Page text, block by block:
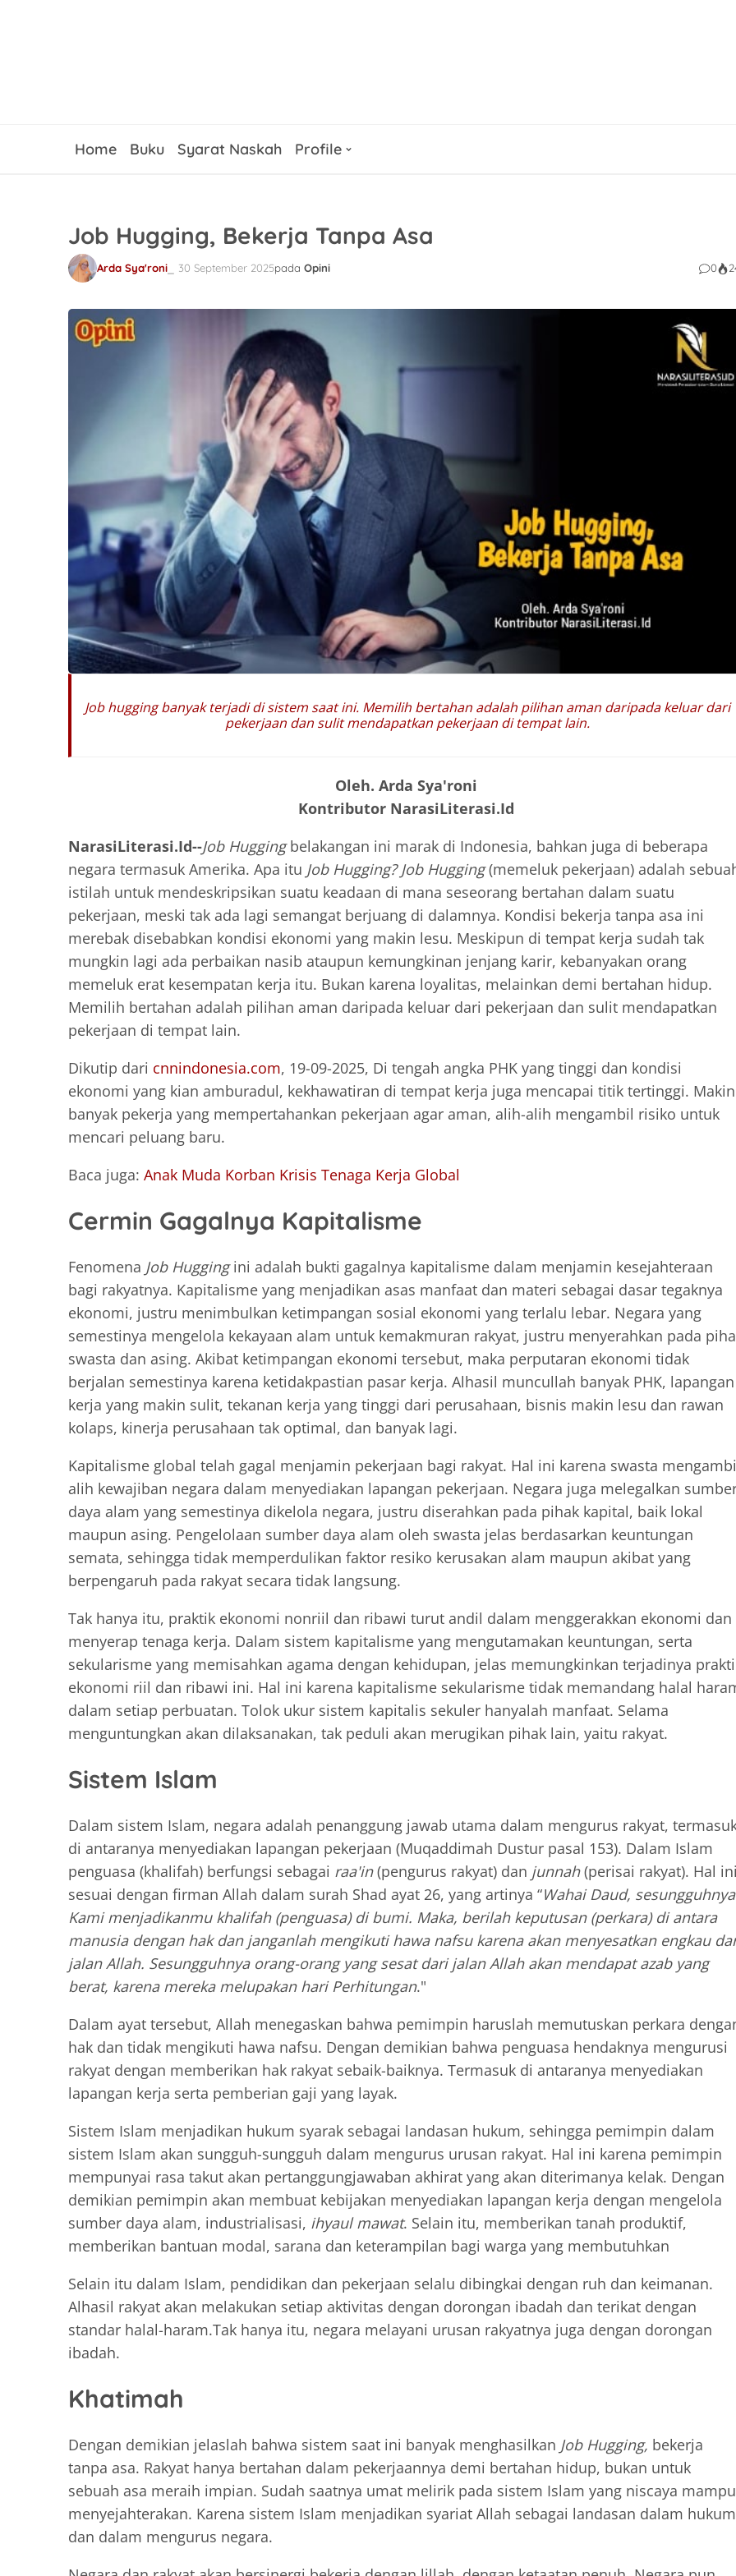
Home Buku Syarat Naskah Profile
Job Hugging, Bekerja Tanpa Asa
Arda Sya'roni 30 September 2025pada Opini 0
Job hugging banyak terjadi di sistem saat ini. Memilih bertahan adalah pilihan aman daripada keluar dari
pekerjaan dan sulit mendapatkan pekerjaan di tempat lain.
Oleh. Arda Sya'roni
Kontributor NarasiLiterasi.Id
NarasiLiterasi.Id--Job Huggingbelakangan ini marak di Indonesia, bahkan juga di beberapa
negara termasuk Amerika. Apa itu Job Hugging? Job Hugging(memeluk pekerjaan) adalah
istilah untuk mendeskripsikan suatu keadaan di mana seseorang bertahan dalam suatu
pekerjaan, meski tak ada lagi semangat berjuang di dalamnya. Kondisi bekerja tanpa asa ini
merebak disebabkan kondisi ekonomi yang makin lesu. Meskipun di tempat kerja sudah tak
mungkin lagi ada perbaikan nasib ataupun kemungkinan jenjang karir, kebanyakan orang
memeluk erat kesempatan kerja itu. Bukan karena loyalitas, melainkan demi bertahan hidup.
Memilih bertahan adalah pilihan aman daripada keluar dari pekerjaan dan sulit mendapatkan
pekerjaan di tempat lain.
Dikutip dari cnnindonesia.com, 19-09-2025, Di tengah angka PHK yang tinggi dan kondisi
ekonomi yang kian amburadul, kekhawatiran di tempat kerja juga mencapai titik tertinggi. Makin
banyak pekerja yang mempertahankan pekerjaan agar aman, alih-alih mengambil risiko untuk
mencari peluang baru.
Baca juga: Anak Muda Korban Krisis Tenaga Kerja Global
Cermin Gagalnya Kapitalisme
Fenomena Job Huggingini adalah bukti gagalnya kapitalisme dalam menjamin kesejahteraan
bagi rakyatnya. Kapitalisme yang menjadikan asas manfaat dan materi sebagai dasar tegaknya
ekonomi, justru menimbulkan ketimpangan sosial ekonomi yang terlalu lebar. Negara yang
semestinya mengelola kekayaan alam untuk kemakmuran rakyat, justru menyerahkan pada
swasta dan asing. Akibat ketimpangan ekonomi tersebut, maka perputaran ekonomi tidak
berjalan semestinya karena ketidakpastian pasar kerja. Alhasil muncullah banyak PHK, lapangan
kerja yang makin sulit, tekanan kerja yang tinggi dari perusahaan, bisnis makin lesu dan rawan
kolaps, kinerja perusahaan tak optimal, dan banyak lagi.
Kapitalisme global telah gagal menjamin pekerjaan bagi rakyat. Hal ini karena swasta
alih kewajiban negara dalam menyediakan lapangan pekerjaan. Negara juga melegalkan
daya alam yang semestinya dikelola negara, justru diserahkan pada pihak kapital, baik lokal
maupun asing. Pengelolaan sumber daya alam oleh swasta jelas berdasarkan keuntungan
semata, sehingga tidak memperdulikan faktor resiko kerusakan alam maupun akibat yang
berpengaruh pada rakyat secara tidak langsung.
Tak hanya itu, praktik ekonomi nonriil dan ribawi turut andil dalam menggerakkan ekonomi dan
menyerap tenaga kerja. Dalam sistem kapitalisme yang mengutamakan keuntungan, serta
sekularisme yang memisahkan agama dengan kehidupan, jelas memungkinkan terjadinya
ekonomi riil dan ribawi ini. Hal ini karena kapitalisme sekularisme tidak memandang halal
dalam setiap perbuatan. Tolok ukur sistem kapitalis sekuler hanyalah manfaat. Selama
menguntungkan akan dilaksanakan, tak peduli akan merugikan pihak lain, yaitu rakyat.
Sistem Islam
Dalam sistem Islam, negara adalah penanggung jawab utama dalam mengurus rakyat,
di antaranya menyediakan lapangan pekerjaan (Muqaddimah Dustur pasal 153). Dalam Islam
penguasa (khalifah) berfungsi sebagai raa'in(pengurus rakyat) dan junnah(perisai rakyat). Hal
sesuai dengan firman Allah dalam surah Shad ayat 26, yang artinya “Wahai Daud, sesungguhnya
Kami menjadikanmu khalifah (penguasa) di bumi. Maka, berilah keputusan (perkara) di antara
manusia dengan hak dan janganlah mengikuti hawa nafsu karena akan menyesatkan engkau
jalan Allah. Sesungguhnya orang-orang yang sesat dari jalan Allah akan mendapat azab yang
berat, karena mereka melupakan hari Perhitungan."
Dalam ayat tersebut, Allah menegaskan bahwa pemimpin haruslah memutuskan perkara
hak dan tidak mengikuti hawa nafsu. Dengan demikian bahwa penguasa hendaknya mengurusi
rakyat dengan memberikan hak rakyat sebaik-baiknya. Termasuk di antaranya menyediakan
lapangan kerja serta pemberian gaji yang layak.
Sistem Islam menjadikan hukum syarak sebagai landasan hukum, sehingga pemimpin dalam
sistem Islam akan sungguh-sungguh dalam mengurus urusan rakyat. Hal ini karena pemimpin
mempunyai rasa takut akan pertanggungjawaban akhirat yang akan diterimanya kelak. Dengan
demikian pemimpin akan membuat kebijakan menyediakan lapangan kerja dengan mengelola
sumber daya alam, industrialisasi, ihyaul mawat. Selain itu, memberikan tanah produktif,
memberikan bantuan modal, sarana dan keterampilan bagi warga yang membutuhkan
Selain itu dalam Islam, pendidikan dan pekerjaan selalu dibingkai dengan ruh dan keimanan.
Alhasil rakyat akan melakukan setiap aktivitas dengan dorongan ibadah dan terikat dengan
standar halal-haram.Tak hanya itu, negara melayani urusan rakyatnya juga dengan dorongan
ibadah.
Khatimah
Dengan demikian jelaslah bahwa sistem saat ini banyak menghasilkan Job Hugging, bekerja
tanpa asa. Rakyat hanya bertahan dalam pekerjaannya demi bertahan hidup, bukan untuk
sebuah asa meraih impian. Sudah saatnya umat melirik pada sistem Islam yang niscaya mampu
menyejahterakan. Karena sistem Islam menjadikan syariat Allah sebagai landasan dalam hukum
dan dalam mengurus negara.